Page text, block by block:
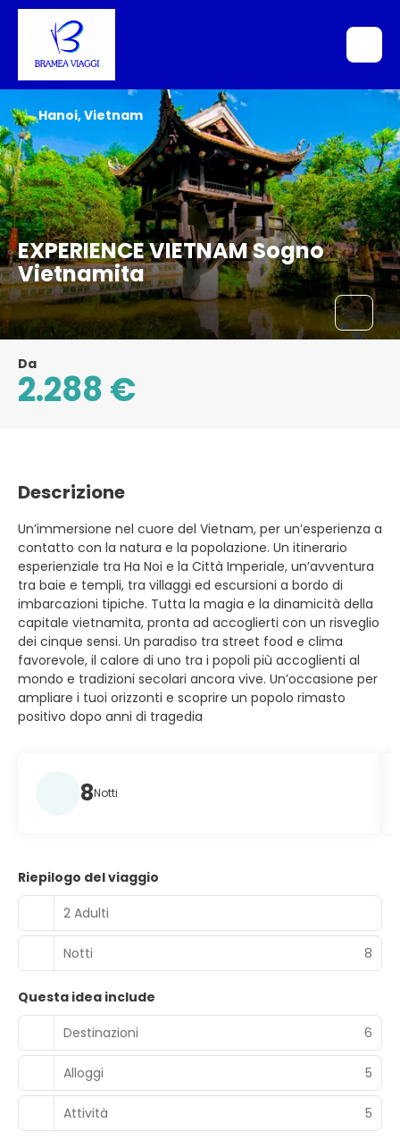
EXPERIENCE VIETNAM Sogno
Vietnamita
Hanoi, Vietnam
Da
2.288 €
Descrizione
Un’immersione nel cuore del Vietnam, per un’esperienza a
contatto con la natura e la popolazione. Un itinerario
esperienziale tra Ha Noi e la Città Imperiale, un’avventura
tra baie e templi, tra villaggi ed escursioni a bordo di
imbarcazioni tipiche. Tutta la magia e la dinamicità della
capitale vietnamita, pronta ad accoglierti con un risveglio
dei cinque sensi. Un paradiso tra street food e clima
favorevole, il calore di uno tra i popoli più accoglienti al
mondo e tradizioni secolari ancora vive. Un’occasione per
ampliare i tuoi orizzonti e scoprire un popolo rimasto
positivo dopo anni di tragedia
8Notti
Riepilogo del viaggio
2 Adulti
Notti 8
Questa idea include
Destinazioni
6
Alloggi 5
Attività 5